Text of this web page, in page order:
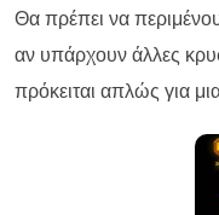
Θα πρέπει να
αν υπάρχουν άλλες
πρόκειται απλώς για